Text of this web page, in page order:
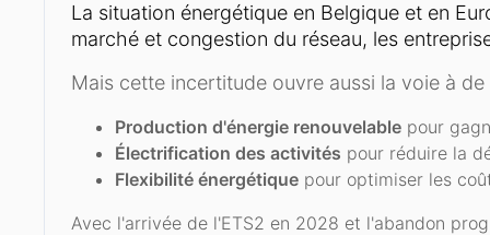
La situation énergétique en Belgique et en
marché et congestion du réseau, les
Mais cette incertitude ouvre aussi la voie à
Production d'énergie renouvelable pour
Électrification des activités pour réduire la
Flexibilité énergétique pour optimiser les
Avec l'arrivée de l'ETS2 en 2028 et l'abandon